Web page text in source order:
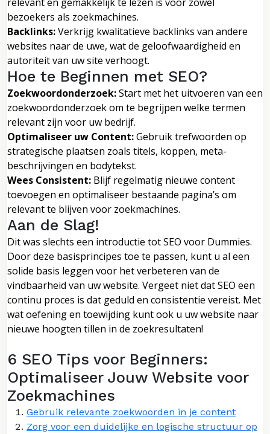
bezoekers als zoekmachines.
Backlinks:Verkrijg kwalitatieve backlinks van andere
websites naar de uwe, wat de geloofwaardigheid en
autoriteit van uw site verhoogt.
Hoe te Beginnen met SEO?
Zoekwoordonderzoek:Start met het uitvoeren van een
zoekwoordonderzoek om te begrijpen welke termen
relevant zijn voor uw bedrijf.
Optimaliseer uw Content:Gebruik trefwoorden op
strategische plaatsen zoals titels, koppen, meta-
beschrijvingen en bodytekst.
Wees Consistent: Blijf regelmatig nieuwe content
toevoegen en optimaliseer bestaande pagina’s om
relevant te blijven voor zoekmachines.
Aan de Slag!
Dit was slechts een introductie tot SEO voor Dummies.
Door deze basisprincipes toe te passen, kunt u al een
solide basis leggen voor het verbeteren van de
vindbaarheid van uw website. Vergeet niet dat SEO een
continu proces is dat geduld en consistentie vereist. Met
wat oefening en toewijding kunt ook u uw website naar
nieuwe hoogten tillen in de zoekresultaten!
6 SEO Tips voor Beginners:
Optimaliseer Jouw Website voor
Zoekmachines
Gebruik relevante zoekwoorden in je content
Zorg voor een duidelijke en logische structuur op